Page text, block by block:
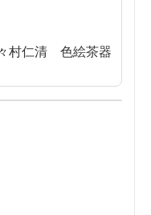
村仁清 色絵茶器